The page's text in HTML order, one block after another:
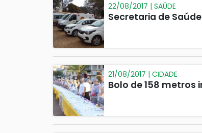
22/08/2017 | SAÚDE
Secretaria de
21/08/2017 | CIDADE
Bolo de 158